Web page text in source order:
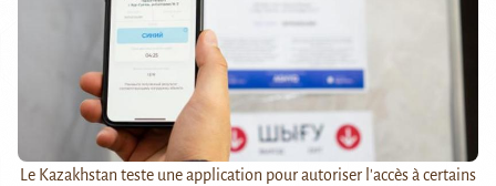
Le Kazakhstan teste une application pour autoriser l'accès à certains